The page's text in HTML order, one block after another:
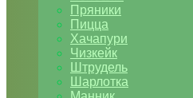
Пряники
Пицца
Хачапури
Чизкейк
Штрудель
Шарлотка